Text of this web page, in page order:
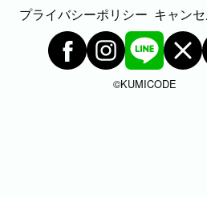
プライバシーポリシー キャン
©︎KUMICODE